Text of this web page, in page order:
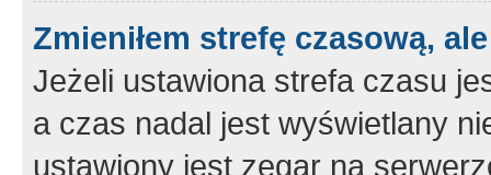
Zmieniłem strefę czasową,
Jeżeli ustawiona strefa czasu
a czas nadal jest wyświetlany
ustawiony jest zegar na